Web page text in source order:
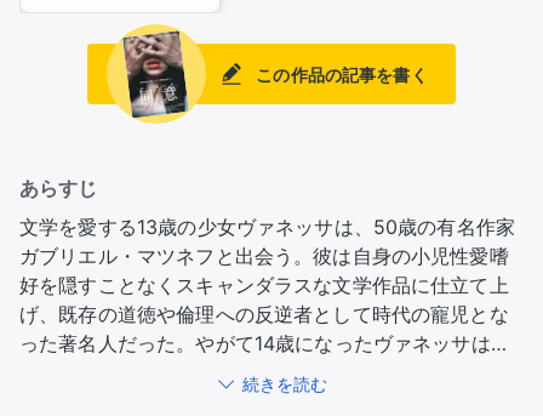
この作品の記事を書く
あらすじ
文学を愛する13歳の少女ヴァネッサは、50歳の有名作家
ガブリエル・マツネフと出会う。彼は自身の小児性愛嗜
好を隠すことなくスキャンダラスな文学作品に仕立て上
げ、既存の道徳や倫理への反逆者として時代の寵児とな
った著名人だった。やがて14歳になったヴァネッサは彼
と＜同意＞のうえで性的関係を結び、そのいびつな関係
にのめり込んでゆく。それが彼女の人生に長く暗い影を
続きを読む